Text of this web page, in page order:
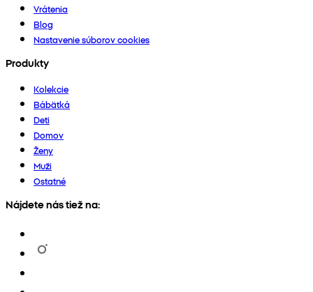
Vrátenia
Blog
Nastavenie súborov cookies
Produkty
Kolekcie
Bábätká
Deti
Domov
Ženy
Muži
Ostatné
Nájdete nás tiež na: